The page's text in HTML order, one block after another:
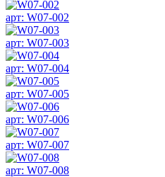
арт: W07-002
арт: W07-003
арт: W07-004
арт: W07-005
арт: W07-006
арт: W07-007
арт: W07-008